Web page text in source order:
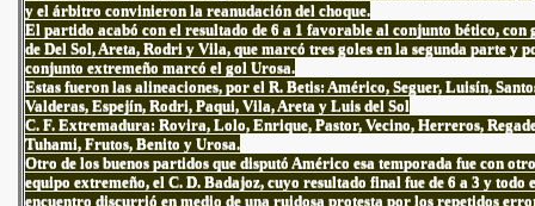
y el árbitro convinieron la reanudación del choque.
El partido acabó con el resultado de 6 a 1 favorable al conjunto bético, con
de Del Sol, Areta, Rodri y Vila, que marcó tres goles en la segunda parte y
conjunto extremeño marcó el gol Urosa.
Estas fueron las alineaciones, por el R. Betis: Américo, Seguer, Luisín,
Valderas, Espejín, Rodri, Paqui, Vila, Areta y Luis del Sol
C. F. Extremadura: Rovira, Lolo, Enrique, Pastor, Vecino, Herreros,
Tuhami, Frutos, Benito y Urosa.
Otro de los buenos partidos que disputó Américo esa temporada fue con
equipo extremeño, el C. D. Badajoz, cuyo resultado final fue de 6 a 3 y todo
encuentro discurrió en medio de una ruidosa protesta por los repetidos